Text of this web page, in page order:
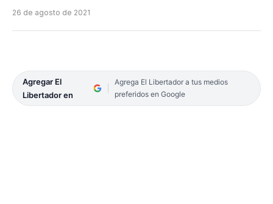
26 de agosto de 2021
Agregar El
Libertador en
Agrega El Libertador a tus medios
preferidos en Google